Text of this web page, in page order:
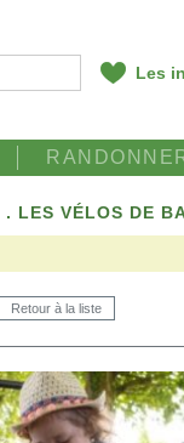
Les
. LES VÉLOS DE
Retour à la liste